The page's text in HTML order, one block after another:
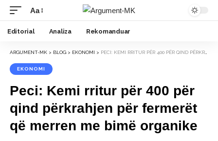
Font
Resizer
Aa
Editorial Analiza Rekomanduar
ARGUMENT-MK > BLOG > EKONOMI > PECI: KEMI RRITUR PËR 400 PËR QIND PËRKRAHJEN PËR FERMERËT QË MERREN ME BIMË ORGANIKE
EKONOMI
Peci: Kemi rritur për 400 për
qind përkrahjen për fermerët
që merren me bimë organike